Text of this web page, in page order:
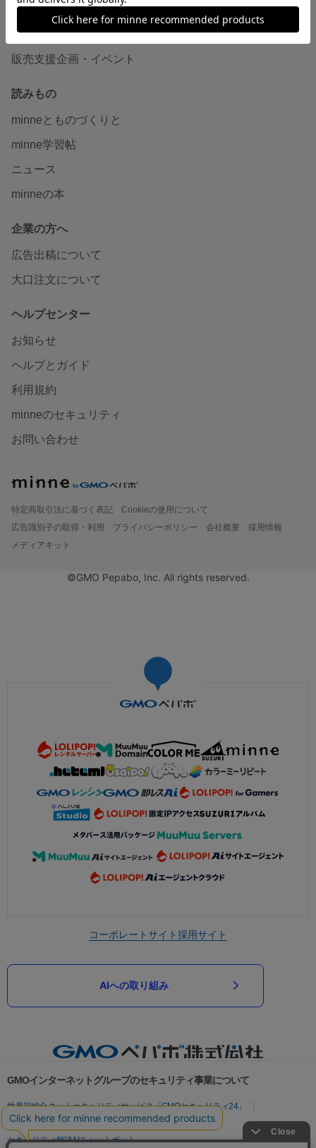
minne PLUS
minne LAB
販売支援企画・イベント
読みもの
minneとものづくりと
minne学習帖
ニュース
minneの本
企業の方へ
広告出稿について
大口注文について
ヘルプセンター
お知らせ
ヘルプとガイド
利用規約
minneのセキュリティ
お問い合わせ
特定商取引法に基づく表記
Cookieの使用について
広告識別子の取得・利用
プライバシーポリシー 会社概要
採用情報
メディアキット
©GMO Pepabo, Inc. All rights reserved.
コーポレートサイト採用サイト
AIへの取り組み
GMOインターネットグループのセキュリティ事業について
世界初総合ネットセキュリティサービス「GMOセキュリティ24」
パスワード漏洩診断
Webサイトリスク診断
セキュリティ相談AIチャットボット